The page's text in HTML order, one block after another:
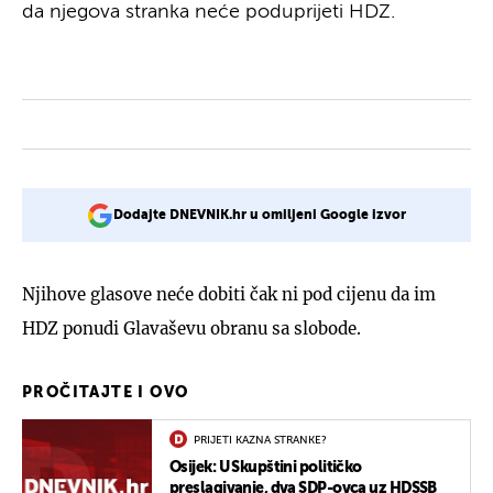
da njegova stranka neće poduprijeti HDZ.
Dodajte DNEVNIK.hr u omiljeni Google izvor
Njihove glasove neće dobiti čak ni pod cijenu da im
HDZ ponudi Glavaševu obranu sa slobode.
PROČITAJTE I OVO
PRIJETI KAZNA STRANKE?
Osijek: U Skupštini političko
preslagivanje, dva SDP-ovca uz HDSSB